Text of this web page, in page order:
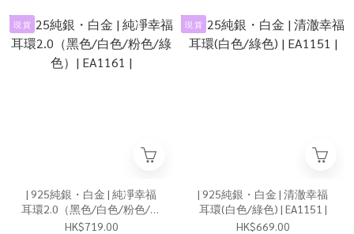
現 貨
| 925純銀・白金 | 純凈幸福
耳環2.0（黑色/白色/粉色/綠
色）| EA1161 |
HK$719.00
現 貨
| 925純銀・白金 | 清澈幸福
耳環(白色/綠色) | EA1151 |
HK$669.00